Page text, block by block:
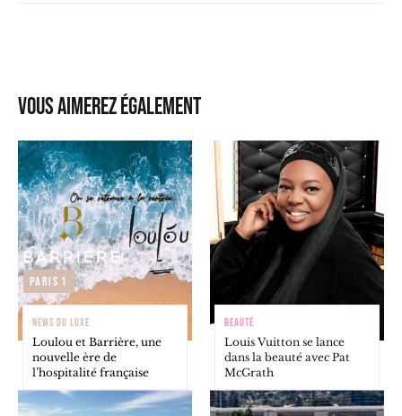
Vous aimerez également
Paris 1
NEWS DU LUXE
Loulou et Barrière, une
nouvelle ère de
l’hospitalité française
BEAUTÉ
Louis Vuitton se lance
dans la beauté avec Pat
McGrath